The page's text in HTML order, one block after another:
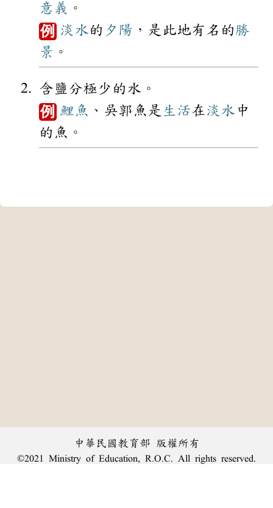
意義 。
例 淡水的 夕陽 ，是此地有名的勝
景 。
含鹽分極少的水。
例 鯉魚 、吳郭魚是 生活在淡水中
的魚。
中華民國教育部 版權所有
©2021 Ministry of Education, R.O.C. All rights reserved.